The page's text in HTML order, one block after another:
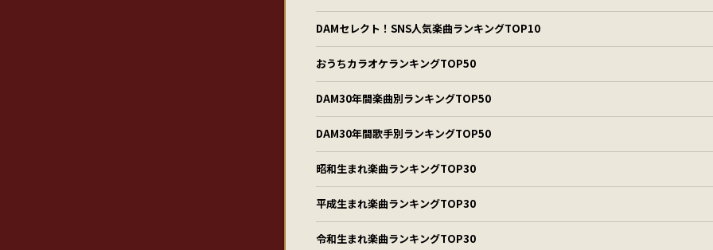
DAMセレクト！SNS人気楽曲ランキングTOP10
おうちカラオケランキングTOP50
DAM30年間楽曲別ランキングTOP50
DAM30年間歌手別ランキングTOP50
昭和生まれ楽曲ランキングTOP30
平成生まれ楽曲ランキングTOP30
令和生まれ楽曲ランキングTOP30